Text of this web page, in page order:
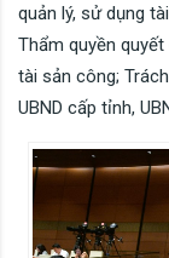
quản lý, sử dụng
Thẩm quyền
tài sản công;
UBND cấp tỉnh,